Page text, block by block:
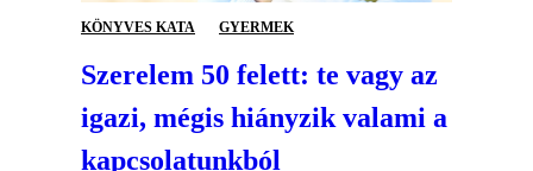
KÖNYVES KATA GYERMEK
Szerelem 50 felett: te vagy az
igazi, mégis hiányzik valami a
kapcsolatunkból